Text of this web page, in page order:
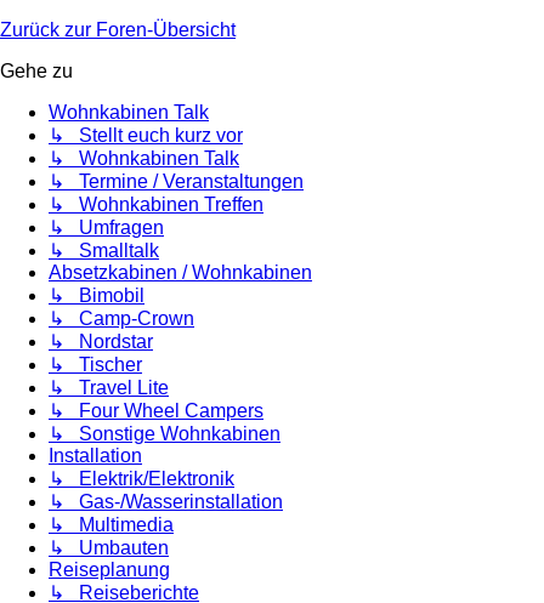
Zurück zur Foren-Übersicht
Gehe zu
Wohnkabinen Talk
↳ Stellt euch kurz vor
↳ Wohnkabinen Talk
↳ Termine / Veranstaltungen
↳ Wohnkabinen Treffen
↳ Umfragen
↳ Smalltalk
Absetzkabinen / Wohnkabinen
↳ Bimobil
↳ Camp-Crown
↳ Nordstar
↳ Tischer
↳ Travel Lite
↳ Four Wheel Campers
↳ Sonstige Wohnkabinen
Installation
↳ Elektrik/Elektronik
↳ Gas-/Wasserinstallation
↳ Multimedia
↳ Umbauten
Reiseplanung
↳ Reiseberichte